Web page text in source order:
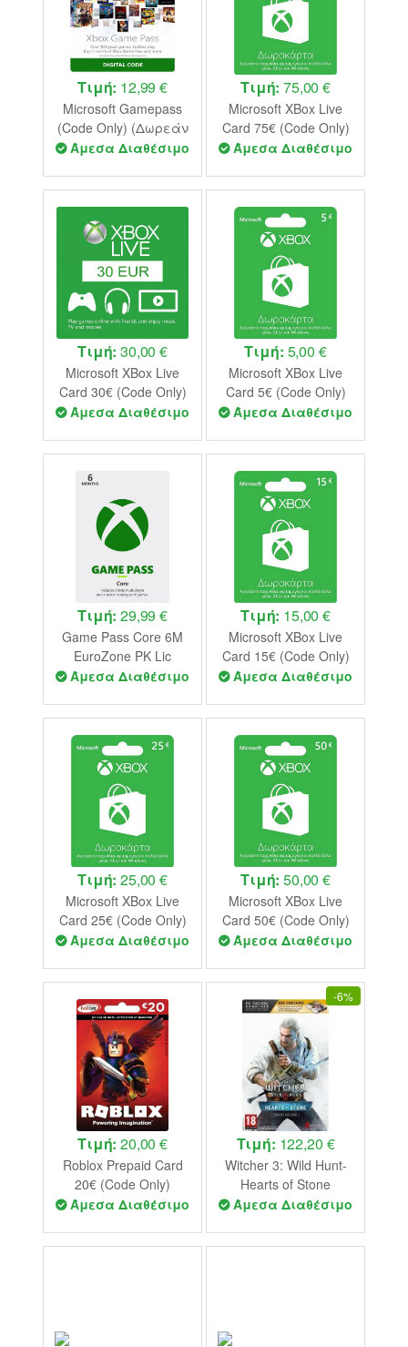
Τιμή: 12,99 €
Microsoft Gamepass
(Code Only) (Δωρεάν
Αποστολή)
Άμεσα Διαθέσιμο
Τιμή:75,00 €
Microsoft XBox Live
Card 75€ (Code Only)
Άμεσα Διαθέσιμο
Τιμή:30,00 €
Microsoft XBox Live
Card 30€ (Code Only)
Άμεσα Διαθέσιμο
Τιμή: 5,00 €
Microsoft XBox Live
Card 5€ (Code Only)
Άμεσα Διαθέσιμο
Τιμή:29,99 €
Game Pass Core 6M
EuroZone PK Lic
Online ESD (Code
Άμεσα Διαθέσιμο
Τιμή: 15,00 €
Microsoft XBox Live
Card 15€ (Code Only)
Άμεσα Διαθέσιμο
Τιμή:25,00 €
Microsoft XBox Live
Card 25€ (Code Only)
Άμεσα Διαθέσιμο
Τιμή:50,00 €
Microsoft XBox Live
Card 50€ (Code Only)
Άμεσα Διαθέσιμο
Τιμή:20,00 €
Roblox Prepaid Card
20€ (Code Only)
Άμεσα Διαθέσιμο
-6%
Τιμή: 122,20 €
Witcher 3: Wild Hunt-
Hearts of Stone
Expansion Pack (Code
Άμεσα Διαθέσιμο